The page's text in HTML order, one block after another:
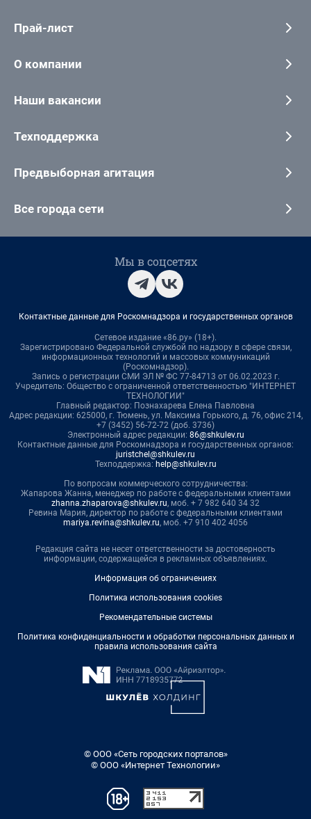
Прай-лист
О компании
Наши вакансии
Техподдержка
Предвыборная агитация
Все города сети
Мы в соцсетях
Контактные данные для Роскомнадзора и государственных органов
Сетевое издание «86.ру» (18+).
Зарегистрировано Федеральной службой по надзору в сфере связи,
информационных технологий и массовых коммуникаций
(Роскомнадзор).
Запись о регистрации СМИ ЭЛ № ФС 77-84713 от 06.02.2023 г.
Учредитель: Общество с ограниченной ответственностью "ИНТЕРНЕТ
ТЕХНОЛОГИИ"
Главный редактор: Познахарева Елена Павловна
Адрес редакции: 625000, г. Тюмень, ул. Максима Горького, д. 76, офис 214,
+7 (3452) 56-72-72 (доб. 3736)
Электронный адрес редакции: 86@shkulev.ru
Контактные данные для Роскомнадзора и государственных органов:
juristchel@shkulev.ru
Техподдержка: help@shkulev.ru
По вопросам коммерческого сотрудничества:
Жапарова Жанна, менеджер по работе с федеральными клиентами
zhanna.zhaparova@shkulev.ru, моб. + 7 982 640 34 32
Ревина Мария, директор по работе с федеральными клиентами
mariya.revina@shkulev.ru, моб. +7 910 402 4056
Редакция сайта не несет ответственности за достоверность
информации, содержащейся в рекламных объявлениях.
Информация об ограничениях
Политика использования cookies
Рекомендательные системы
Политика конфиденциальности и обработки персональных данных и
правила использования сайта
© ООО «Сеть городских порталов»
© ООО «Интернет Технологии»